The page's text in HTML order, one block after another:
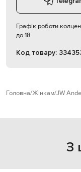
Графік роботи
до 18
Код товару:
Головна Жінкам JW
З